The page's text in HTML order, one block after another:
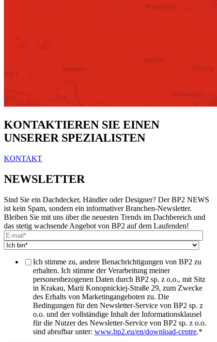
KONTAKTIEREN SIE EINEN
UNSERER SPEZIALISTEN
KONTAKT
NEWSLETTER
Sind Sie ein Dachdecker, Händler oder Designer? Der BP2 NEWS
ist kein Spam, sondern ein informativer Branchen-Newsletter.
Bleiben Sie mit uns über die neuesten Trends im Dachbereich und
das stetig wachsende Angebot von BP2 auf dem Laufenden!
Ich stimme zu, andere Benachrichtigungen von BP2 zu
erhalten. Ich stimme der Verarbeitung meiner
personenbezogenen Daten durch BP2 sp. z o.o., mit Sitz
in Krakau, Marii Konopnickiej-Straße 29, zum Zwecke
des Erhalts von Marketingangeboten zu. Die
Bedingungen für den Newsletter-Service von BP2 sp. z
o.o. und der vollständige Inhalt der Informationsklausel
für die Nutzer des Newsletter-Service von BP2 sp. z o.o.
sind abrufbar unter: www.bp2.eu/en/download-centre.*